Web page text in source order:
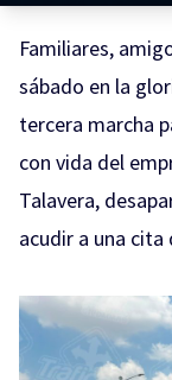
Familiares,
sábado en la
tercera marcha
con vida del
Talavera,
acudir a una cita